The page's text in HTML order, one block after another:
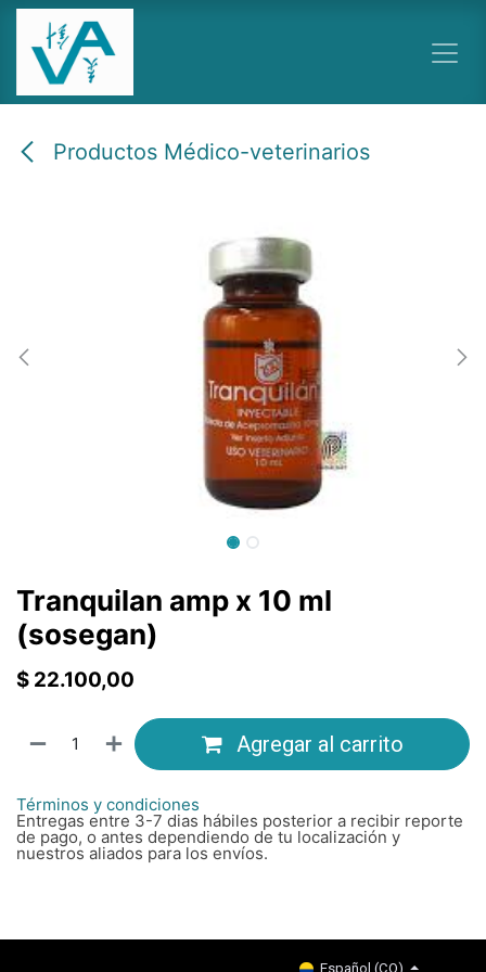
Ir al contenido
Productos Médico-veterinarios
Tranquilan amp x 10 ml
(sosegan)
$ 22.100,00
Agregar al carrito
Términos y condiciones
Entregas entre 3-7 dias hábiles posterior a recibir reporte
de pago, o antes dependiendo de tu localización y
nuestros aliados para los envíos.
Español (CO)